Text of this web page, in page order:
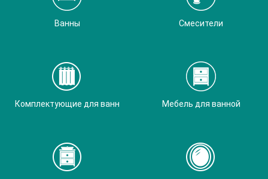
Ванны Смесители
Комплектующие для ванн Мебель для ванной